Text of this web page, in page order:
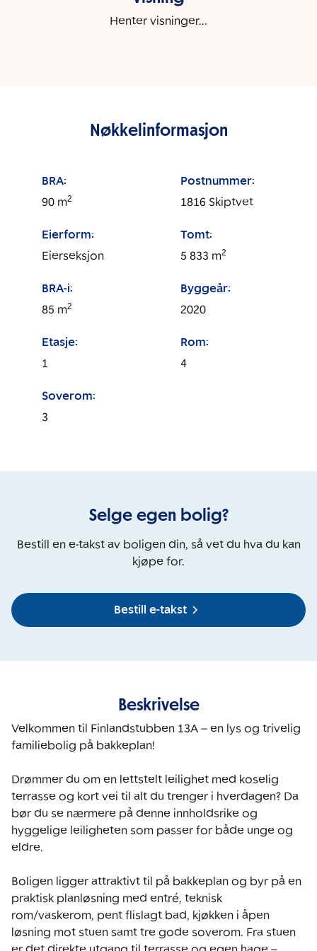
Henter visninger...
Nøkkelinformasjon
BRA:
90 m2
Postnummer:
1816 Skiptvet
Eierform:
Eierseksjon
Tomt:
5 833 m2
BRA-i:
85 m2
Byggeår:
2020
Etasje:
1
Rom:
4
Soverom:
3
Selge egen bolig?
Bestill en e-takst av boligen din, så vet du hva du kan
kjøpe for.
Bestill e-takst
Beskrivelse
Velkommen til Finlandstubben 13A – en lys og trivelig
familiebolig på bakkeplan!
Drømmer du om en lettstelt leilighet med koselig
terrasse og kort vei til alt du trenger i hverdagen? Da
bør du se nærmere på denne innholdsrike og
hyggelige leiligheten som passer for både unge og
eldre.
Boligen ligger attraktivt til på bakkeplan og byr på en
praktisk planløsning med entré, teknisk
rom/vaskerom, pent flislagt bad, kjøkken i åpen
løsning mot stuen samt tre gode soverom. Fra stuen